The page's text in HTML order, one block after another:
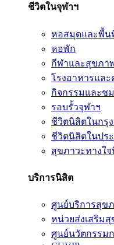
ชีวิตในจุฬาฯ
หอสมุดและพื้น
หอพัก
กีฬาและสุขภา
โรงอาหารและ
กิจกรรมและช
รอบรั้วจุฬาฯ
ชีวิตนิสิตในกรุง
ชีวิตนิสิตในปร
สุขภาวะทางใ
บริการนิสิต
ศูนย์บริการสุข
หน่วยส่งเสริม
ศูนย์นวัตกรรมก